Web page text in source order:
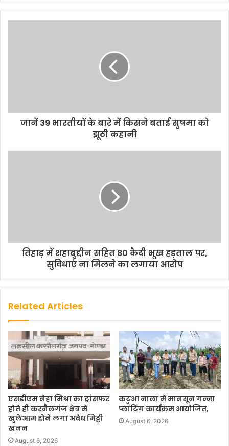
जानें 39 भारतीयों के बारे में किसने बताई सुषमा को
झूठी कहानी
तिहाड़ में शहाबुद्दीन सहित 80 कैदी भूख हड़ताल पर,
सुविधाएं ना मिलने का लगाया आरोप
Related Articles
एसडीएम नेहा मिश्रा का ट्रांसफर
होते ही करनैलगंज क्षेत्र में
खुलेआम होने लगा अवैध मिट्टी
खनन
August 6, 2026
कटुआ नाला में मानसून गन्ना
प्लांटिंग कार्यक्रम आयोजित,
August 6, 2026